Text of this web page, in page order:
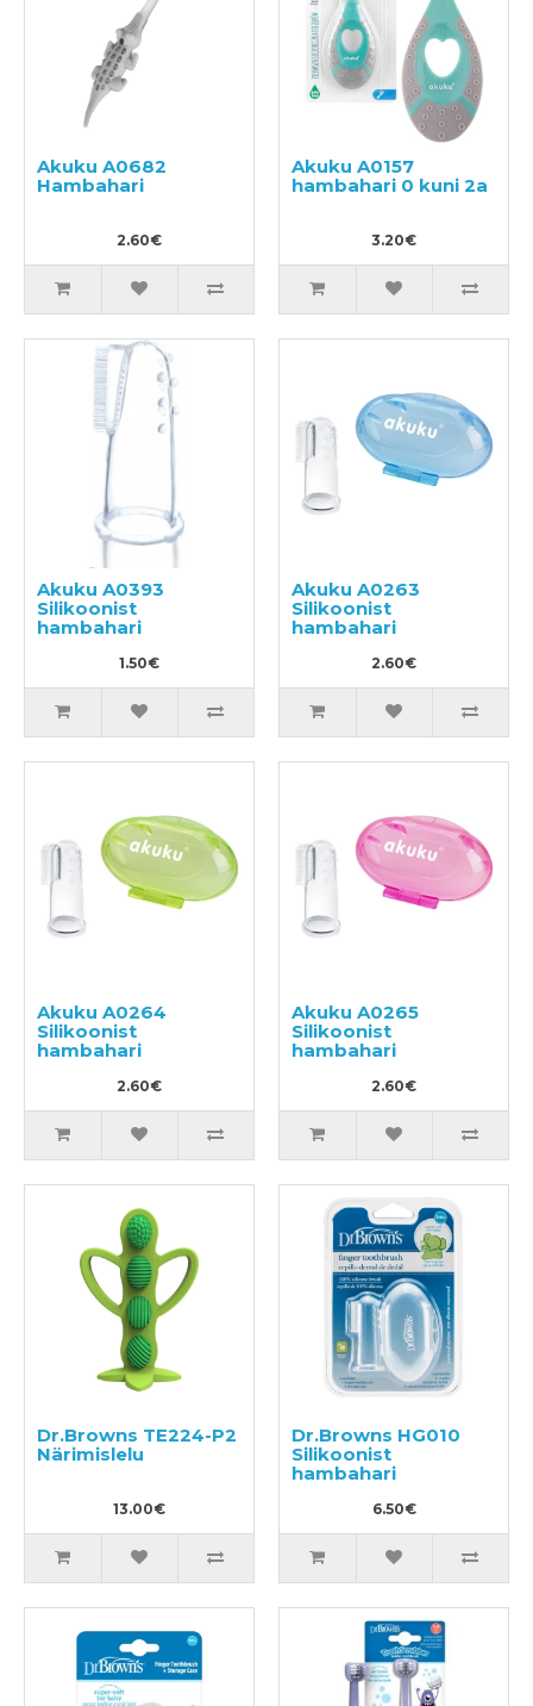
Akuku A0682
Hambahari
2.60€
Akuku A0157
hambahari 0 kuni 2a
3.20€
Akuku A0393
Silikoonist
hambahari
1.50€
Akuku A0263
Silikoonist
hambahari
2.60€
Akuku A0264
Silikoonist
hambahari
2.60€
Akuku A0265
Silikoonist
hambahari
2.60€
Dr.Browns TE224-P2
Närimislelu
13.00€
Dr.Browns HG010
Silikoonist
hambahari
6.50€